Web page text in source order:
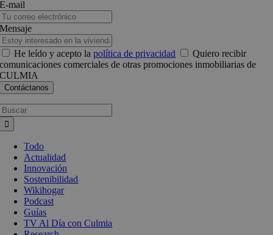
E-mail
Mensaje
He leído y acepto lapolítica de privacidad
Quiero recibir
comunicaciones comerciales de otras promociones inmobiliarias de
CULMIA
Todo
Actualidad
Innovación
Sostenibilidad
Wikihogar
Podcast
Guías
TV Al Día con Culmia